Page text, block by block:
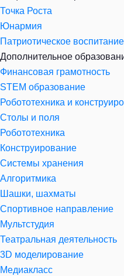
Точка Роста
Юнармия
Патриотическое воспитание
Дополнительное
Финансовая грамотность
STEM образование
Робототехника и
Столы и поля
Робототехника
Конструирование
Системы хранения
Алгоритмика
Шашки, шахматы
Спортивное направление
Мультстудия
Театральная деятельность
3D моделирование
Медиакласс